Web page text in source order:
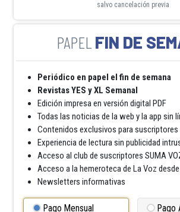
salvo cancelación previa
FIN DE
Periódico en papel el fin de semana
Revistas YES y XL Semanal
Edición impresa en versión digital PDF
Todas las noticias de la web y la app sin
Contenidos exclusivos para suscriptores
Experiencia de lectura sin publicidad
Acceso al club de suscriptores SUMA
Acceso a la hemeroteca de La Voz
Newsletters informativas
Pago Mensual Pago